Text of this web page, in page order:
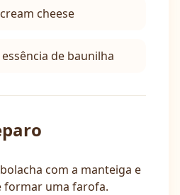
cheese
de baunilha
com a manteiga e
formar uma farofa.